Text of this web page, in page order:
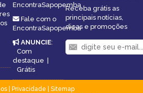
EncontraSapopemba
Fale com o
EncontraSapopemba
ANUNCIE:
Com
destaque |
Grátis
Receba grátis as
principais notícias,
dicas e promoções
| Privacidade
Sitemap